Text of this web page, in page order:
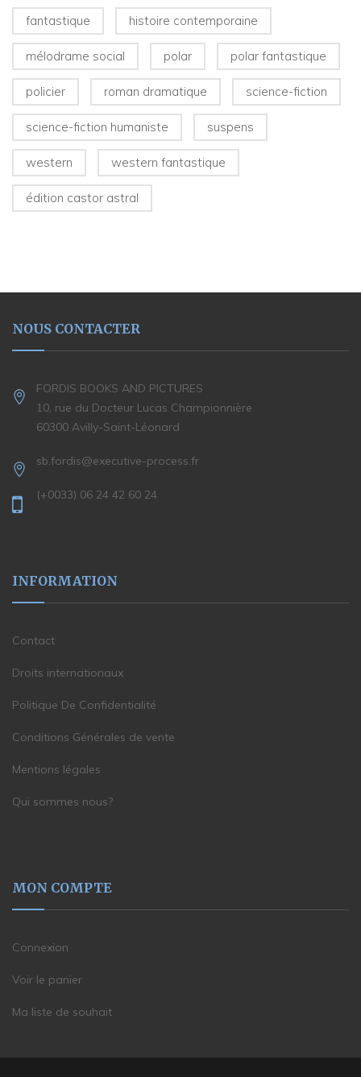
fantastique histoire contemporaine
mélodrame social polar polar fantastique
policier roman dramatique science-fiction
science-fiction humaniste suspens
western western fantastique
édition castor astral
NOUS CONTACTER
FORDIS BOOKS AND PICTURES
10, rue du Docteur Lucas Championnière
60300 Avilly-Saint-Léonard
sb.fordis@executive-process.fr
(+0033) 06 24 42 60 24
INFORMATION
Contact
Droits internationaux
Politique De Confidentialité
Conditions Générales de vente
Mentions légales
Qui sommes nous?
MON COMPTE
Connexion
Voir le panier
Ma liste de souhait